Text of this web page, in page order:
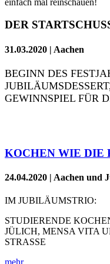
DER
31.03.2020 | Aachen
BEGINN DES
GEWINNSPIEL FÜR
KOCHEN WIE DIE
24.04.2020 | Aachen und
IM JUBILÄUMSTRIO:
STUDIERENDE
JÜLICH, MENSA VITA
STRASSE